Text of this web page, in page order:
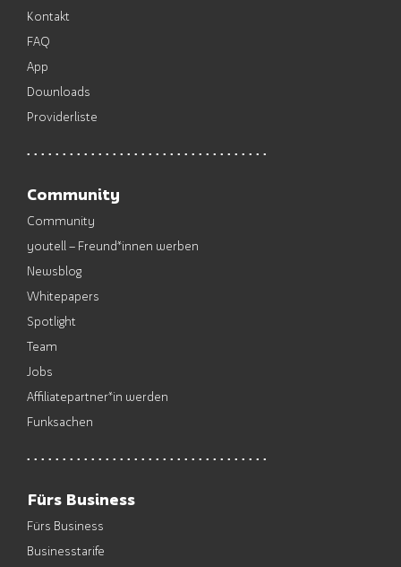
Kontakt
FAQ
App
Downloads
Providerliste
Community
Community
youtell – Freund*innen werben
Newsblog
Whitepapers
Spotlight
Team
Jobs
Affiliatepartner*in werden
Funksachen
Fürs Business
Fürs Business
Businesstarife